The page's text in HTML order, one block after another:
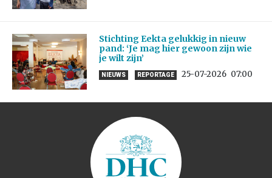
Stichting Eekta gelukkig in nieuw
pand: ‘Je mag hier gewoon zijn wie
je wilt zijn’
NIEUWS REPORTAGE 25-07-2026 07:00